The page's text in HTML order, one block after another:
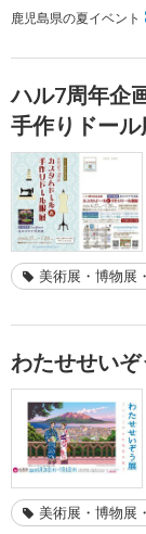
鹿児島県の夏イベント
ハル7周年企
手作りドー
美術展・博物展
わたせせい
美術展・博物展